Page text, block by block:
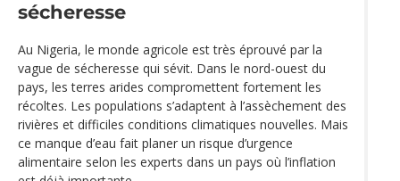
sécheresse
Au Nigeria, le monde agricole est très éprouvé par la
vague de sécheresse qui sévit. Dans le nord-ouest du
pays, les terres arides compromettent fortement les
récoltes. Les populations s’adaptent à l’assèchement des
rivières et difficiles conditions climatiques nouvelles. Mais
ce manque d’eau fait planer un risque d’urgence
alimentaire selon les experts dans un pays où l’inflation